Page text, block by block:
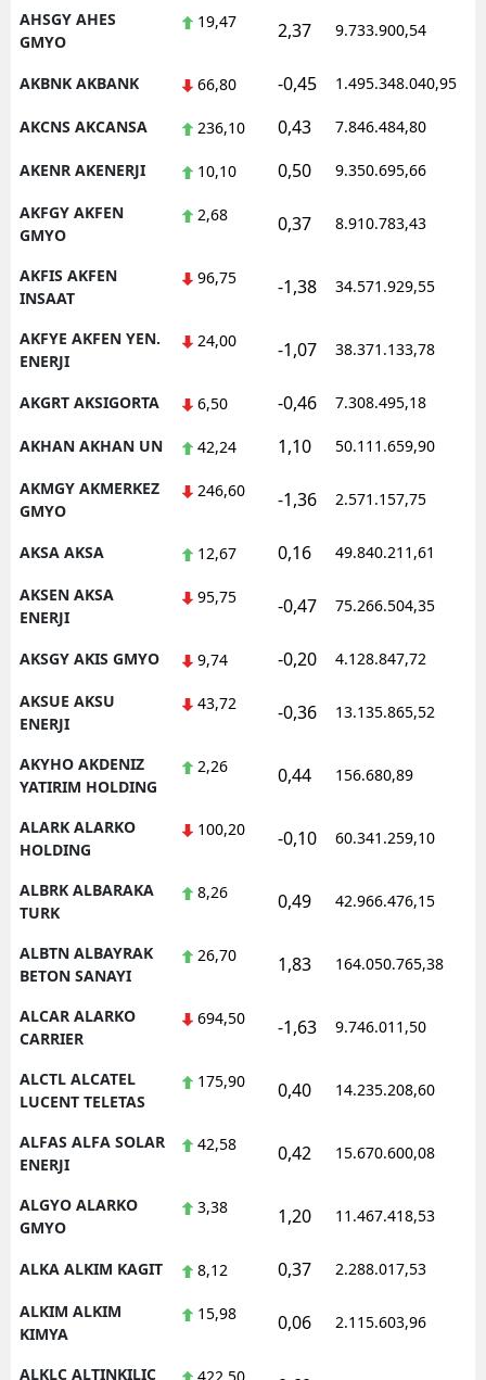
Kahramanmaraş
Mardin
Muğla
Muş
Nevşehir
Rize
Sakarya
Samsun
Siirt
Tekirdağ
Tokat
Trabzon
Uşak
Zonguldak
Aksaray
Kırıkkale
Ardahan
AHSGY AHES
GMYO
19,47 2,37 9.733.900,54
AKBNK AKBANK 66,80 -0,45 1.495.348.040,95
AKCNS AKCANSA 236,10 0,43 7.846.484,80
AKENR AKENERJI 10,10 0,50 9.350.695,66
AKFGY AKFEN
GMYO
2,68 0,37 8.910.783,43
AKFIS AKFEN
INSAAT
96,75 -1,38 34.571.929,55
AKFYE AKFEN YEN.
ENERJI
24,00 -1,07 38.371.133,78
AKGRT AKSIGORTA 6,50 -0,46 7.308.495,18
AKHAN AKHAN UN 42,24 1,10 50.111.659,90
AKMGY AKMERKEZ
GMYO
246,60 -1,36 2.571.157,75
AKSA AKSA 12,67 0,16 49.840.211,61
AKSEN AKSA
ENERJI
95,75 -0,47 75.266.504,35
AKSGY AKIS GMYO 9,74 -0,20 4.128.847,72
AKSUE AKSU
ENERJI
43,72 -0,36 13.135.865,52
AKYHO AKDENIZ
YATIRIM HOLDING
2,26 0,44 156.680,89
ALARK ALARKO
HOLDING
100,20 -0,10 60.341.259,10
ALBRK ALBARAKA
TURK
8,26 0,49 42.966.476,15
ALBTN ALBAYRAK
BETON SANAYI
26,70 1,83 164.050.765,38
ALCAR ALARKO
CARRIER
694,50 -1,63 9.746.011,50
ALCTL ALCATEL
LUCENT TELETAS
175,90 0,40 14.235.208,60
ALFAS ALFA SOLAR
ENERJI
42,58 0,42 15.670.600,08
ALGYO ALARKO
GMYO
3,38 1,20 11.467.418,53
ALKA ALKIM KAGIT 8,12 0,37 2.288.017,53
ALKIM ALKIM
KIMYA
15,98 0,06 2.115.603,96
ALKLC ALTINKILIC